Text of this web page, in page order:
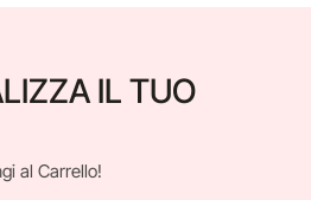
IL TUO
al Carrello!